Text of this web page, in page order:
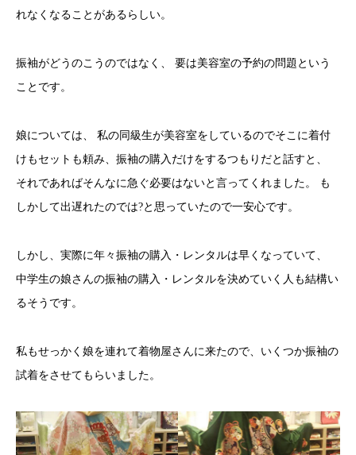
れなくなることがあるらしい。
振袖がどうのこうのではなく、 要は美容室の予約の問題という
ことです。
娘については、 私の同級生が美容室をしているのでそこに着付
けもセットも頼み、振袖の購入だけをするつもりだと話すと、
それであればそんなに急ぐ必要はないと言ってくれました。 も
しかして出遅れたのでは?と思っていたので一安心です。
しかし、実際に年々振袖の購入・レンタルは早くなっていて、
中学生の娘さんの振袖の購入・レンタルを決めていく人も結構い
るそうです。
私もせっかく娘を連れて着物屋さんに来たので、いくつか振袖の
試着をさせてもらいました。